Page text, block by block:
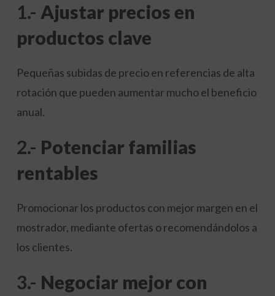
1.- Ajustar precios en
productos clave
Pequeñas subidas de precio en referencias de alta
rotación que pueden aumentar mucho el beneficio
anual.
2.- Potenciar familias
rentables
Promocionar los productos con mejor margen en el
mostrador, mediante ofertas o recomendándolos a
los clientes.
3.- Negociar mejor con